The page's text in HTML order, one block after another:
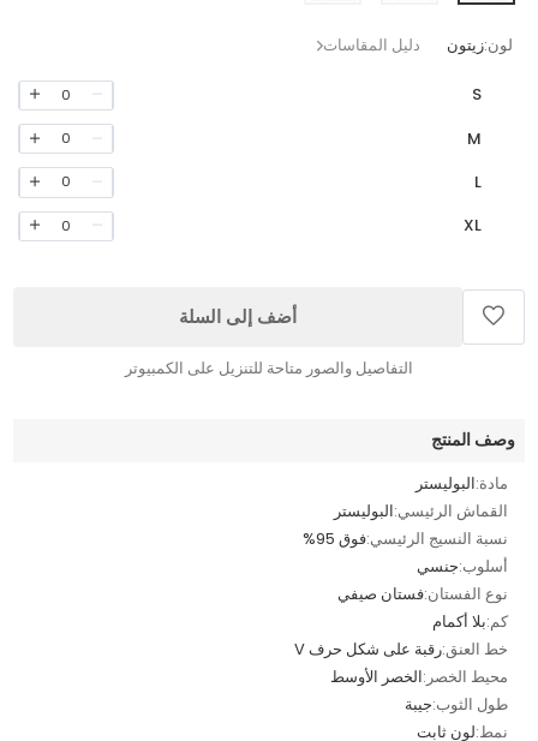
لون:زيتون دليل المقاسات
S
0
M
0
L
0
XL
0
أضف إلى السلة
التفاصيل والصور متاحة للتنزيل على الكمبيوتر
وصف المنتج
مادة:البوليستر
القماش الرئيسي:البوليستر
نسبة النسيج الرئيسي:فوق 95%
أسلوب:جنسي
نوع الفستان:فستان صيفي
كم:بلا أكمام
خط العنق:رقبة على شكل حرف V
محيط الخصر:الخصر الأوسط
طول الثوب:جيبة
نمط:لون ثابت